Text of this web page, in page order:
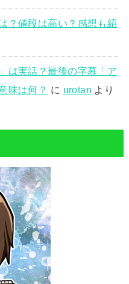
？値段は高い？感想も紹
は実話？最後の字幕「ア
味は何？ に urotan より